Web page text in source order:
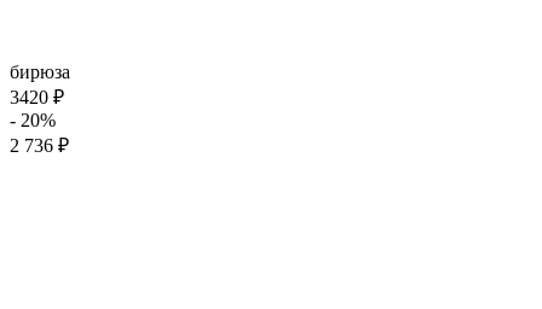
бирюза
3420 ₽
- 20%
2 736 ₽